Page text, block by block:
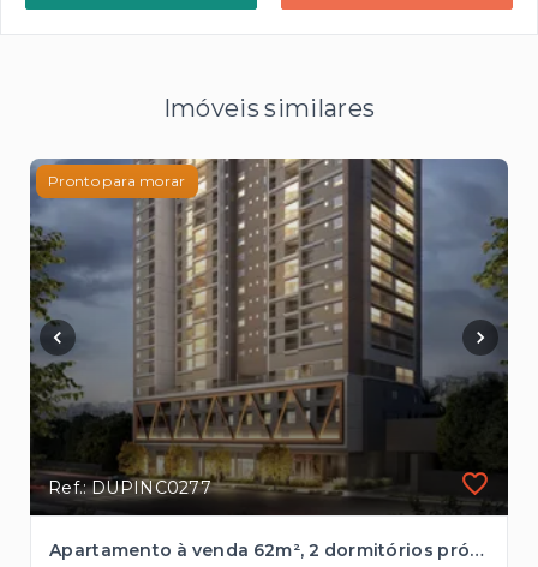
Imóveis similares
Pronto para morar
Ref.: DUPINC0277
Apartamento à venda 62m², 2 dormitórios próximo à Estação Vergueiro